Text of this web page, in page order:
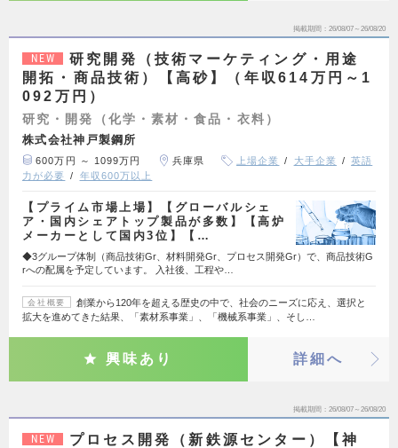
掲載期間 26/08/07～26/08/20
NEW
研究開発（技術マーケティング・用途
開拓・商品技術）【高砂】（年収614万円～1
092万円）
研究・開発（化学・素材・食品・衣料）
株式会社神戸製鋼所
600万円 ～ 1099万円 兵庫県 上場企業 大手企業
英語
力が必要
年収600万以上
【プライム市場上場】【グローバルシェ
ア・国内シェアトップ製品が多数】【高炉
メーカーとして国内3位】【…
◆3グループ体制（商品技術Gr、材料開発Gr、プロセス開発Gr）で、商品技術G
rへの配属を予定しています。 入社後、工程や…
会社概要
創業から120年を超える歴史の中で、社会のニーズに応え、選択と
拡大を進めてきた結果、「素材系事業」、「機械系事業」、そし…
興味あり 詳細へ
掲載期間 26/08/07～26/08/20
NEW
プロセス開発（新鉄源センター）【神